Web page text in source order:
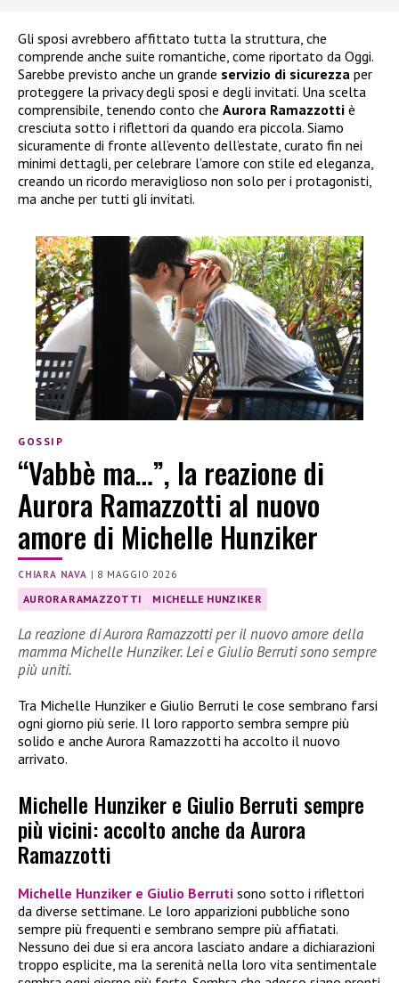
Gli sposi avrebbero affittato tutta la struttura, che
comprende anche suite romantiche, come riportato da Oggi.
Sarebbe previsto anche un grande servizio di sicurezza per
proteggere la privacy degli sposi e degli invitati. Una scelta
comprensibile, tenendo conto che Aurora Ramazzotti è
cresciuta sotto i riflettori da quando era piccola. Siamo
sicuramente di fronte all’evento dell’estate, curato fin nei
minimi dettagli, per celebrare l’amore con stile ed eleganza,
creando un ricordo meraviglioso non solo per i protagonisti,
ma anche per tutti gli invitati.
GOSSIP
“Vabbè ma…”, la reazione di
Aurora Ramazzotti al nuovo
amore di Michelle Hunziker
CHIARA NAVA | 8 MAGGIO 2026
AURORA RAMAZZOTTI MICHELLE HUNZIKER
La reazione di Aurora Ramazzotti per il nuovo amore della
mamma Michelle Hunziker. Lei e Giulio Berruti sono sempre
più uniti.
Tra Michelle Hunziker e Giulio Berruti le cose sembrano farsi
ogni giorno più serie. Il loro rapporto sembra sempre più
solido e anche Aurora Ramazzotti ha accolto il nuovo
arrivato.
Michelle Hunziker e Giulio Berruti sempre
più vicini: accolto anche da Aurora
Ramazzotti
Michelle Hunziker e Giulio Berruti sono sotto i riflettori
da diverse settimane. Le loro apparizioni pubbliche sono
sempre più frequenti e sembrano sempre più affiatati.
Nessuno dei due si era ancora lasciato andare a dichiarazioni
troppo esplicite, ma la serenità nella loro vita sentimentale